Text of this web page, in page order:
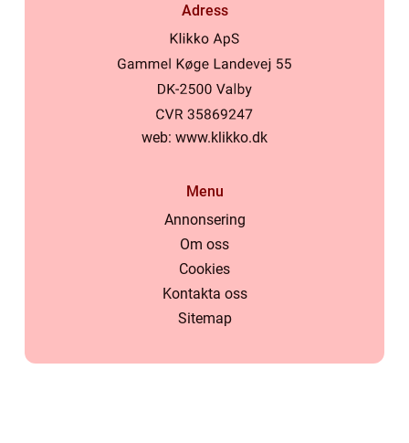
Adress
web: www.klikko.dk
Menu
Annonsering
Om oss
Cookies
Kontakta oss
Sitemap